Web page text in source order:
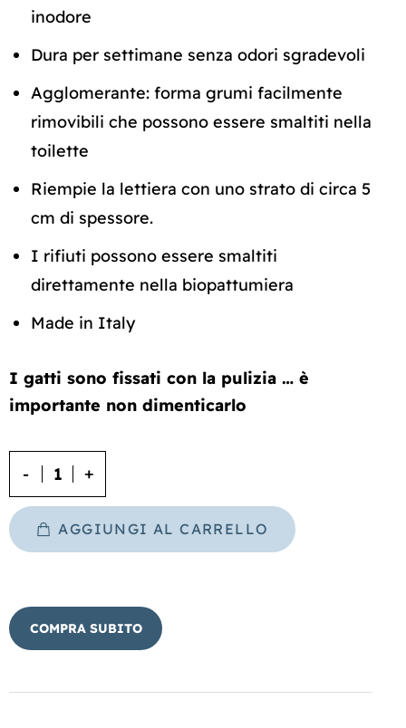
inodore
Dura per settimane senza odori sgradevoli
Agglomerante: forma grumi facilmente
rimovibili che possono essere smaltiti nella
toilette
Riempie la lettiera con uno strato di circa 5
cm di spessore.
I rifiuti possono essere smaltiti
direttamente nella biopattumiera
Made in Italy
I gatti sono fissati con la pulizia … è
importante non dimenticarlo
AGGIUNGI AL CARRELLO
BUY NOW